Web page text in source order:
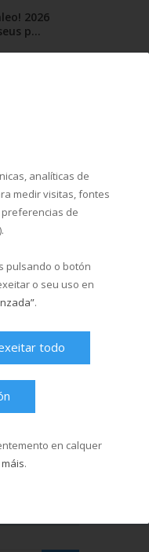
2026
p...
analíticas de
medir visitas, fontes
de
pulsando o botón
o seu uso en
.
todo
en calquer
.